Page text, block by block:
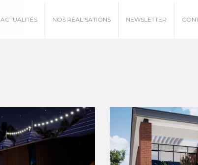
ACTUALITÉS NOS RÉALISATIONS NEWSLETTER